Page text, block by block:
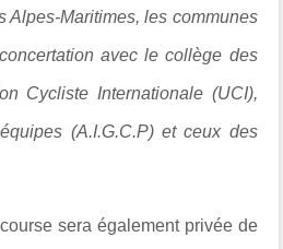
Alpes-Maritimes, les communes
avec le collège des
Cycliste Internationale (UCI),
(A.I.G.C.P) et ceux des
sera également privée de